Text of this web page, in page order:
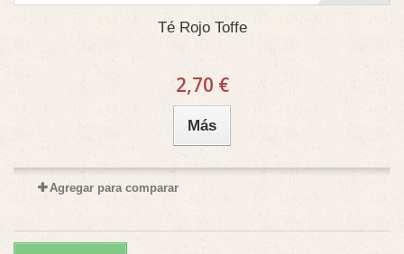
Té Rojo Toffe
2,70 €
Más
Agregar para comparar